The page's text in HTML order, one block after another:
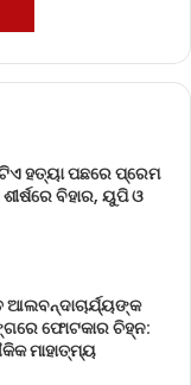
ହତ୍ୟା ପଛରେ ପ୍ରେମ
ବିହାର, ୟୁପି ଓ
ଫୋଟକାର ଚିହ୍ନ:
ମାହାତ୍ମ୍ୟ